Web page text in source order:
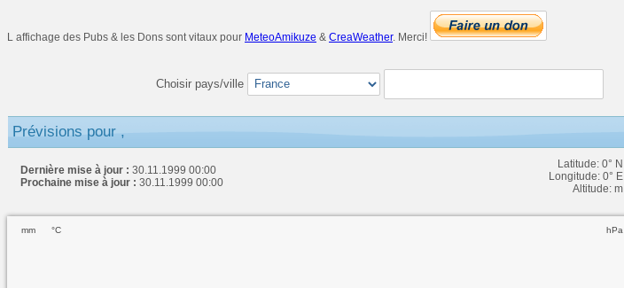
L affichage des Pubs & les Dons sont vitaux pour MeteoAmikuze & CreaWeather. Merci!
Choisir pays/ville
Prévisions pour ,
Dernière mise à jour : 30.11.1999 00:00
Prochaine mise à jour : 30.11.1999 00:00
Latitude: 0° N
Longitude: 0° E
Altitude: m
hPa
mm °C